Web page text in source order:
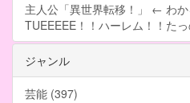
主人公「異世界転移！」 ← わ
TUEEEEE！！ハーレム！！た
ジャンル
芸能 (397)